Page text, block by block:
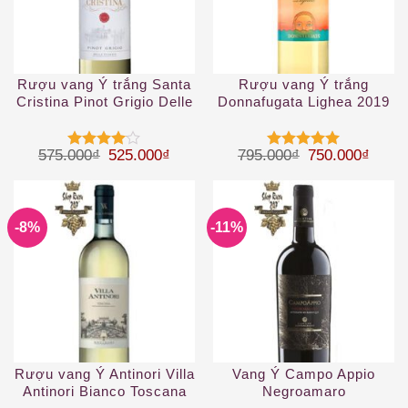
Rượu vang Ý trắng Santa
Cristina Pinot Grigio Delle
Được
45 sao
575.000₫ Giá gốc là: 575.000₫.
525.000₫ Giá hiện tại là: 525.000₫.
Rượu vang Ý trắng
Donnafugata Lighea 2019
Được xếp
sao
795.000₫ Giá gốc là:
750.000₫
-8%
Rượu vang Ý Antinori Villa
Antinori Bianco Toscana
-11%
Vang Ý Campo Appio
Negroamaro